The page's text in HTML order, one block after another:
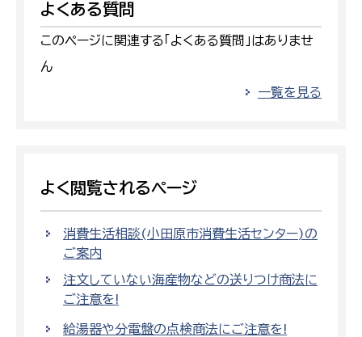
よくある質問
このページに関連する「よくある質問」はありませ
ん
一覧を見る
よく閲覧されるページ
消費生活相談(小田原市消費生活センター)の
ご案内
注文していない海産物などの送りつけ商法に
ご注意を!
給湯器や分電盤の点検商法にご注意を!